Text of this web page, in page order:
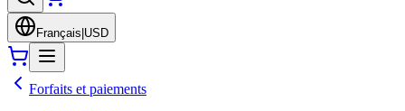
Français USD
Forfaits et paiements